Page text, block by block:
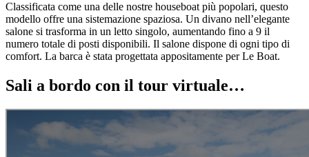
Classificata come una delle nostre houseboat più popolari, questo
modello offre una sistemazione spaziosa. Un divano nell’elegante
salone si trasforma in un letto singolo, aumentando fino a 9 il
numero totale di posti disponibili. Il salone dispone di ogni tipo di
comfort. La barca è stata progettata appositamente per Le Boat.
Sali a bordo con il tour virtuale…